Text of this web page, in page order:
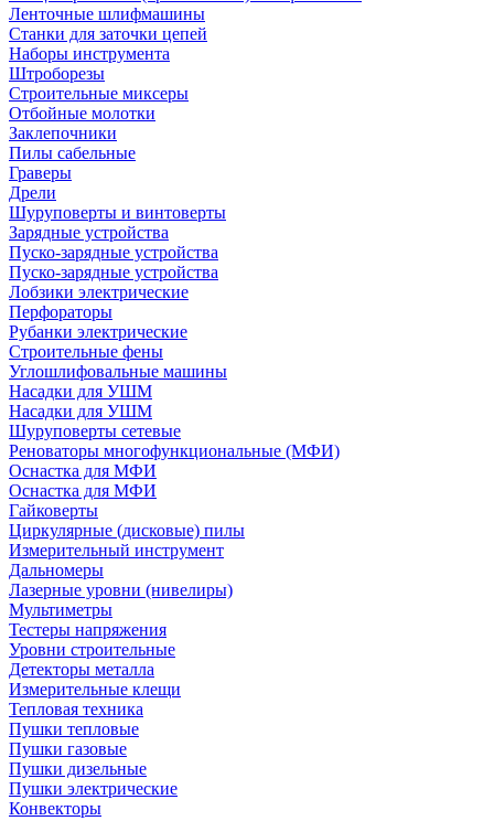
Ленточные шлифмашины
Станки для заточки цепей
Наборы инструмента
Штроборезы
Строительные миксеры
Отбойные молотки
Заклепочники
Пилы сабельные
Граверы
Дрели
Шуруповерты и винтоверты
Зарядные устройства
Пуско-зарядные устройства
Пуско-зарядные устройства
Лобзики электрические
Перфораторы
Рубанки электрические
Строительные фены
Углошлифовальные машины
Насадки для УШМ
Насадки для УШМ
Шуруповерты сетевые
Реноваторы многофункциональные (МФИ)
Оснастка для МФИ
Оснастка для МФИ
Гайковерты
Циркулярные (дисковые) пилы
Измерительный инструмент
Дальномеры
Лазерные уровни (нивелиры)
Мультиметры
Тестеры напряжения
Уровни строительные
Детекторы металла
Измерительные клещи
Тепловая техника
Пушки тепловые
Пушки газовые
Пушки дизельные
Пушки электрические
Конвекторы